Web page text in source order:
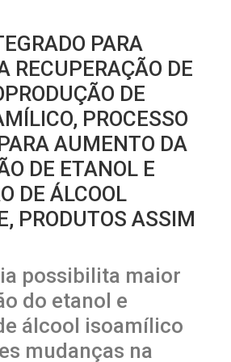
PARA
RECUPERAÇÃO DE
DE
PROCESSO
AUMENTO DA
DE ETANOL E
DE ÁLCOOL
PRODUTOS ASSIM
possibilita maior
do etanol e
álcool isoamílico
mudanças na